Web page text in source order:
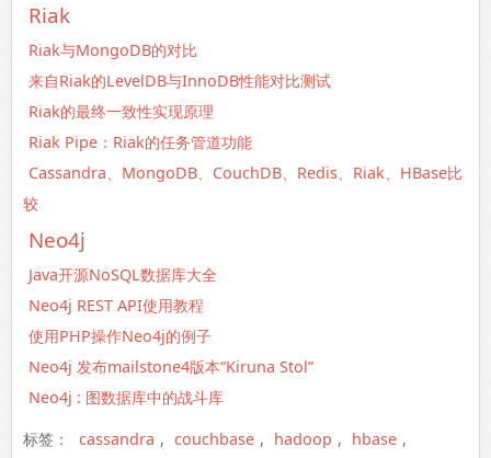
Riak
Riak与MongoDB的对比
来自Riak的LevelDB与InnoDB性能对比测试
Riak的最终一致性实现原理
Riak Pipe：Riak的任务管道功能
Cassandra、MongoDB、CouchDB、Redis、Riak、HBase比
较
Neo4j
Java开源NoSQL数据库大全
Neo4j REST API使用教程
使用PHP操作Neo4j的例子
Neo4j 发布mailstone4版本“Kiruna Stol”
Neo4j : 图数据库中的战斗库
标签：
cassandra , couchbase , hadoop , hbase ,